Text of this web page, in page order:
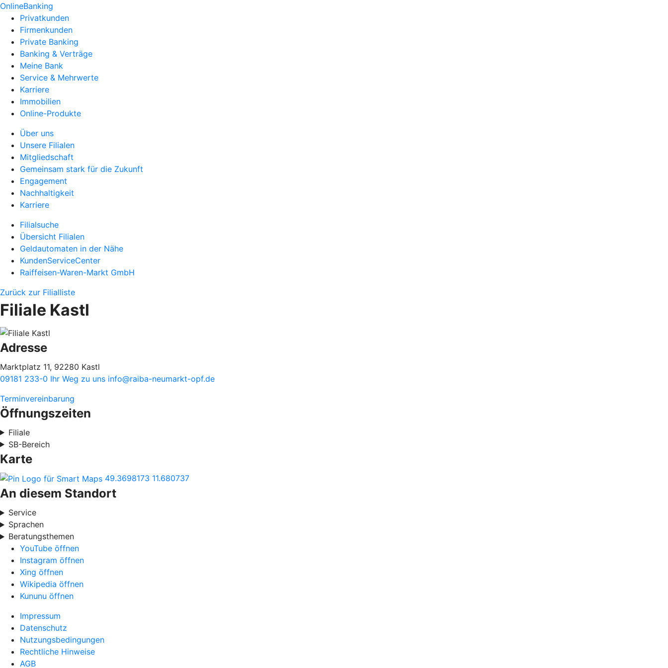
OnlineBanking
Privatkunden
Firmenkunden
Private Banking
Banking & Verträge
Meine Bank
Service & Mehrwerte
Karriere
Immobilien
Online-Produkte
Über uns
Unsere Filialen
Mitgliedschaft
Gemeinsam stark für die Zukunft
Engagement
Nachhaltigkeit
Karriere
Filialsuche
Übersicht Filialen
Geldautomaten in der Nähe
KundenServiceCenter
Raiffeisen-Waren-Markt GmbH
Zurück zur Filialliste
Filiale Kastl
Adresse
Marktplatz 11, 92280 Kastl
09181 233-0 Ihr Weg zu uns info@raiba-neumarkt-opf.de
Terminvereinbarung
Öffnungszeiten
Filiale
SB-Bereich
Karte
49.3698173 11.680737
An diesem Standort
Service
Sprachen
Beratungsthemen
YouTube öffnen
Instagram öffnen
Xing öffnen
Wikipedia öffnen
Kununu öffnen
Impressum
Datenschutz
Nutzungsbedingungen
Rechtliche Hinweise
AGB